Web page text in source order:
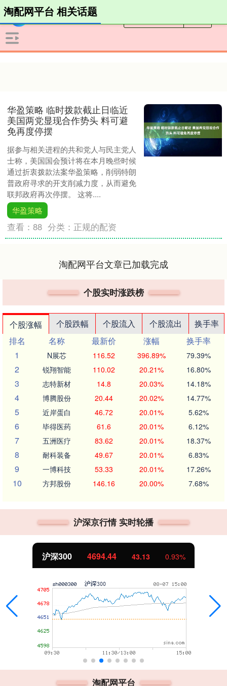
淘配网平台 相关话题
华盈策略 临时拨款截止日临近
美国两党显现合作势头 料可避
免再度停摆
据参与相关进程的共和党人与民主党人
士称，美国国会预计将在本月晚些时候
通过折衷拨款法案华盈策略，削弱特朗
普政府寻求的开支削减力度，从而避免
联邦政府再次停摆。 这将....
华盈策略
查看：88 分类： 正规的配资
淘配网平台文章已加载完成
个股实时涨跌榜
个股涨幅 个股跌幅 个股流入 个股流出
换手率
排名
名称 最新价 涨幅
换手率
1
N展芯 116.52 396.89% 79.39%
2 锐翔智能 110.02 20.21% 16.80%
3 志特新材 14.8 20.03% 14.18%
4 博腾股份 20.44 20.02% 14.77%
5 近岸蛋白 46.72 20.01% 5.62%
6 毕得医药 61.6 20.01% 6.12%
7 五洲医疗 83.62 20.01% 18.37%
8 耐科装备 49.67 20.01% 6.83%
9 一博科技 53.33 20.01% 17.26%
10 方邦股份 146.16 20.00% 7.68%
沪深京行情 实时轮播
沪深300 4694.44 43.13 0.93%
淘配网平台